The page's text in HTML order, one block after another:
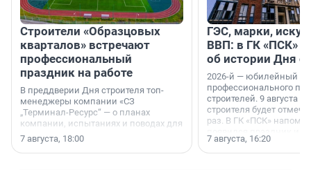
Строители «Образцовых
кварталов» встречают
профессиональный
праздник на работе
В преддверии Дня строителя топ-
менеджеры компании «СЗ
„Терминал-Ресурс“ — о планах
компании, испытаниях и поводах для
осторожного оптимизма.
7 августа, 18:00
ГЭС, марки,
ВВП: в ГК «ПСК»
об истории Дня
2026-й — юбилейный
профессионального
строителей. 9 августа
строителя будет
раз. В ГК «ПСК»
поменялась роль
7 августа, 16:20